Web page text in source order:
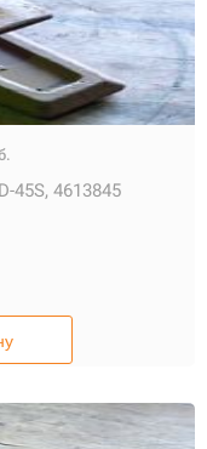
45S, 4613845